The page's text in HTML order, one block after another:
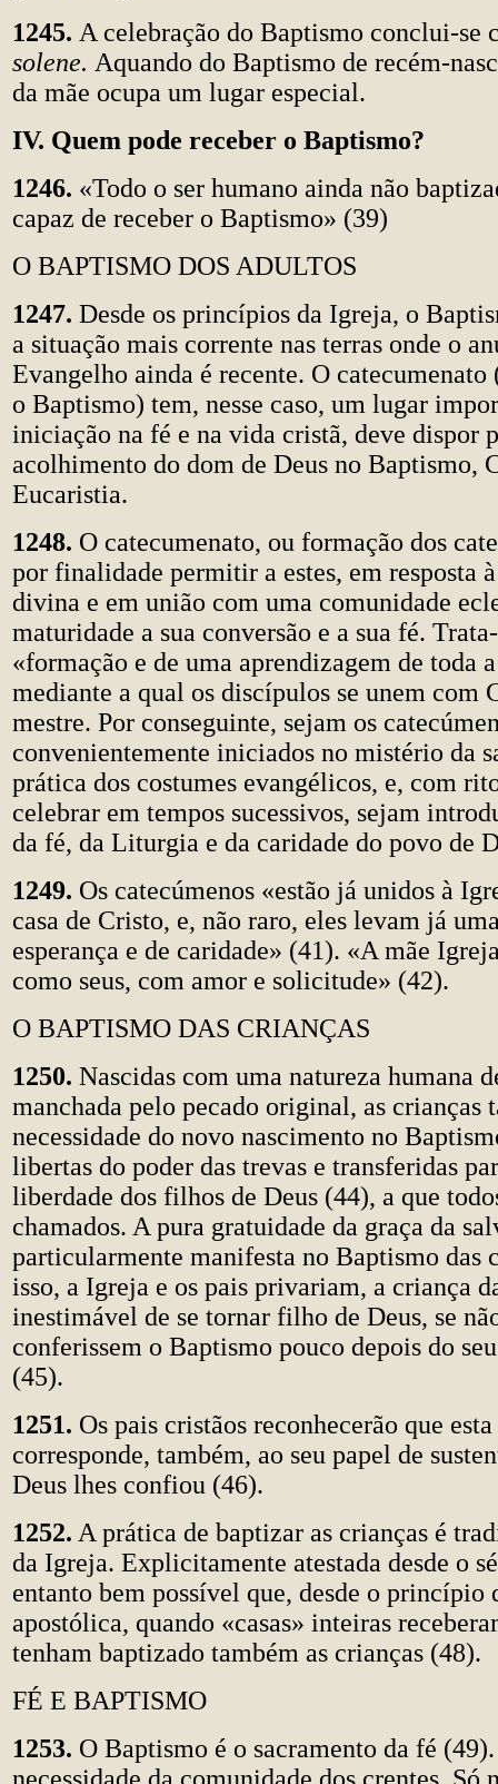
1245. A celebração do Baptismo conclui-se
solene. Aquando do Baptismo de recém-
da mãe ocupa um lugar especial.
IV. Quem pode receber o Baptismo?
1246. «Todo o ser humano ainda não
capaz de receber o Baptismo» (39)
O BAPTISMO DOS ADULTOS
1247. Desde os princípios da Igreja, o
a situação mais corrente nas terras onde o
Evangelho ainda é recente. O catecumenato
o Baptismo) tem, nesse caso, um lugar
iniciação na fé e na vida cristã, deve dispor
acolhimento do dom de Deus no Baptismo,
Eucaristia.
1248. O catecumenato, ou formação dos
por finalidade permitir a estes, em resposta
divina e em união com uma comunidade
maturidade a sua conversão e a sua fé.
«formação e de uma aprendizagem de toda
mediante a qual os discípulos se unem com
mestre. Por conseguinte, sejam os
convenientemente iniciados no mistério da
prática dos costumes evangélicos, e, com
celebrar em tempos sucessivos, sejam
da fé, da Liturgia e da caridade do povo de
1249. Os catecúmenos «estão já unidos à
casa de Cristo, e, não raro, eles levam já
esperança e de caridade» (41). «A mãe
como seus, com amor e solicitude» (42).
O BAPTISMO DAS CRIANÇAS
1250. Nascidas com uma natureza humana
manchada pelo pecado original, as crianças
necessidade do novo nascimento no
libertas do poder das trevas e transferidas
liberdade dos filhos de Deus (44), a que
chamados. A pura gratuidade da graça da
particularmente manifesta no Baptismo das
isso, a Igreja e os pais privariam, a criança
inestimável de se tornar filho de Deus, se
conferissem o Baptismo pouco depois do
(45).
1251. Os pais cristãos reconhecerão que
corresponde, também, ao seu papel de
Deus lhes confiou (46).
1252. A prática de baptizar as crianças é
da Igreja. Explicitamente atestada desde o
entanto bem possível que, desde o princípio
apostólica, quando «casas» inteiras
tenham baptizado também as crianças (48).
FÉ E BAPTISMO
1253. O Baptismo é o sacramento da fé